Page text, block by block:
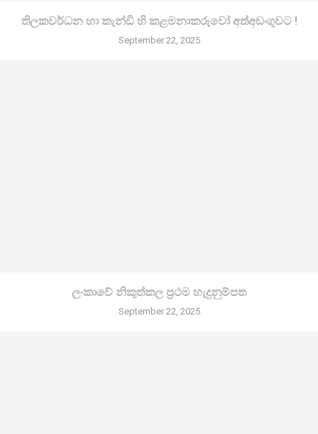
තිලකවර්ධන හා කැන්ඩි හි කළමනාකරුවෝ අත්අඩංගුවට !
September 22, 2025
ලංකාවේ නිකුත්කල ප්‍රථම හැදුනුම්පත
September 22, 2025